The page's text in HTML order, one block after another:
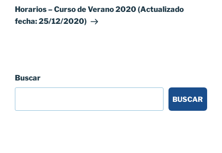
entrada
Horarios – Curso de Verano 2020 (Actualizado
fecha: 25/12/2020)
Buscar
BUSCAR